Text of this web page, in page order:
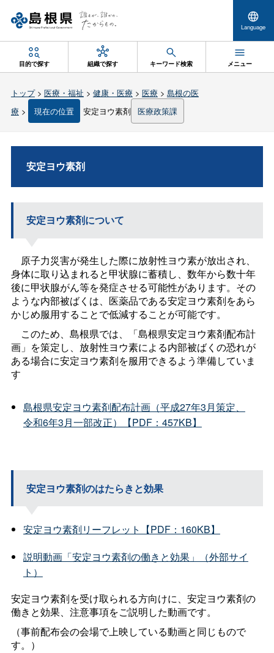
Language
目的で探す 組織で探す キーワード検索 メニュー
トップ> 医療・福祉 > 健康・医療 > 医療 > 島根の医
療 > 現在の位置 安定ヨウ素剤 医療政策課
安定ヨウ素剤
安定ヨウ素剤について
原子力災害が発生した際に放射性ヨウ素が放出され、
身体に取り込まれると甲状腺に蓄積し、数年から数十年
後に甲状腺がん等を発症させる可能性があります。その
ような内部被ばくは、医薬品である安定ヨウ素剤をあら
かじめ服用することで低減することが可能です。
このため、島根県では、「島根県安定ヨウ素剤配布計
画」を策定し、放射性ヨウ素による内部被ばくの恐れが
ある場合に安定ヨウ素剤を服用できるよう準備していま
す
島根県安定ヨウ素剤配布計画（平成27年3月策定、
令和6年3月一部改正）【PDF：457KB】
安定ヨウ素剤のはたらきと効果
安定ヨウ素剤リーフレット【PDF：160KB】
説明動画「安定ヨウ素剤の働きと効果」（外部サイ
ト）
安定ヨウ素剤を受け取られる方向けに、安定ヨウ素剤の
働きと効果、注意事項をご説明した動画です。
（事前配布会の会場で上映している動画と同じもので
す。）